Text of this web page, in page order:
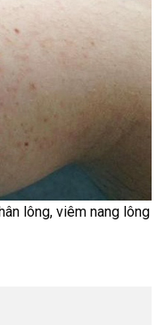
lông, viêm nang lông